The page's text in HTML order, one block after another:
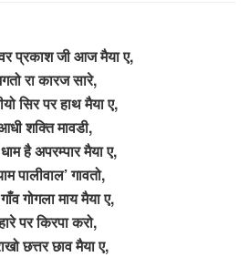
प्रकाश जी आज मैया ए,
रा कारज सारे,
सिर पर हाथ मैया ए,
शक्ति मावडी,
है अपरम्पार मैया ए,
पालीवाल’ गावतो,
गोगला माय मैया ए,
पर किरपा करो,
छत्तर छाव मैया ए,